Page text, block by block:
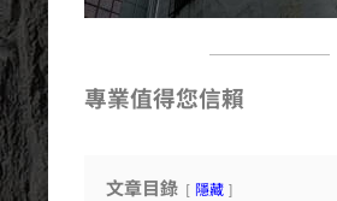
專業值得您信賴
文章目錄 隱藏